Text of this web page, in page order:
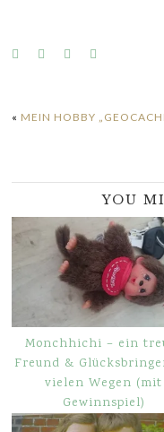
« MEIN HOBBY
YOU
Monchhichi – ein
Freund &
vielen Wegen (mit
Gewinnspiel)